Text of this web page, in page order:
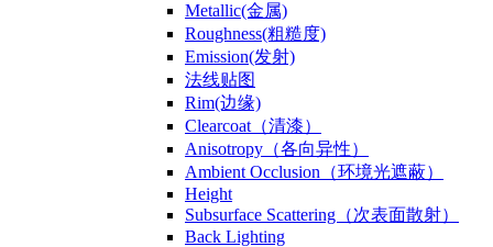
Metallic(金属)
Roughness(粗糙度)
Emission(发射)
法线贴图
Rim(边缘)
Clearcoat（清漆）
Anisotropy（各向异性）
Ambient Occlusion（环境光遮蔽）
Height
Subsurface Scattering（次表面散射）
Back Lighting